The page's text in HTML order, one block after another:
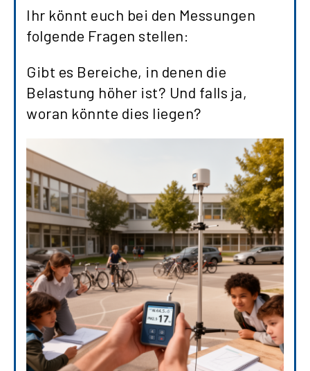
Ihr könnt euch bei den Messungen
folgende Fragen stellen:
Gibt es Bereiche, in denen die
Belastung höher ist? Und falls ja,
woran könnte dies liegen?